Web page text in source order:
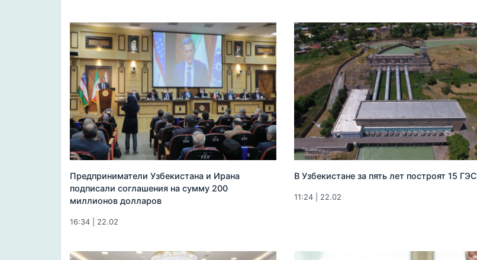
Предприниматели Узбекистана и Ирана
подписали соглашения на сумму 200
миллионов долларов
16:34 | 22.02
В Узбекистане за пять лет построят 15 ГЭС
11:24 | 22.02